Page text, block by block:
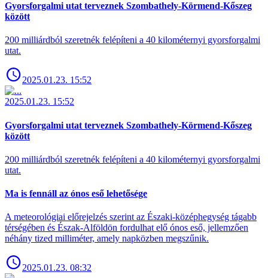
Gyorsforgalmi utat terveznek Szombathely-Körmend-Kőszeg
között
200 milliárdból szeretnék felépíteni a 40 kilométernyi gyorsforgalmi
utat.
2025.01.23. 15:52
2025.01.23. 15:52
Gyorsforgalmi utat terveznek Szombathely-Körmend-Kőszeg
között
200 milliárdból szeretnék felépíteni a 40 kilométernyi gyorsforgalmi
utat.
Ma is fennáll az ónos eső lehetősége
A meteorológiai előrejelzés szerint az Északi-középhegység tágabb
térségében és Észak-Alföldön fordulhat elő ónos eső, jellemzően
néhány tized milliméter, amely napközben megszűnik.
2025.01.23. 08:32